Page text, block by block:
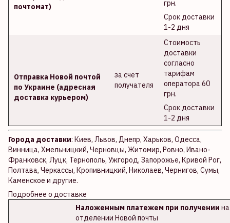
почтомат)
грн.
Срок доставки
1-2 дня
Отправка Новой почтой
по Украине (адресная
доставка курьером)
за счет
получателя
Стоимость
доставки
согласно
тарифам
оператора 60
грн.
Срок доставки
1-2 дня
Города доставки: Киев, Львов, Днепр, Харьков, Одесса,
Винница, Хмельницкий, Черновцы, Житомир, Ровно, Ивано-
Франковск, Луцк, Тернополь, Ужгород, Запорожье, Кривой Рог,
Полтава, Черкассы, Кропивницкий, Николаев, Чернигов, Сумы,
Каменское и другие.
Подробнее о доставке
Наложенным платежем при получении на
отделении Новой почты